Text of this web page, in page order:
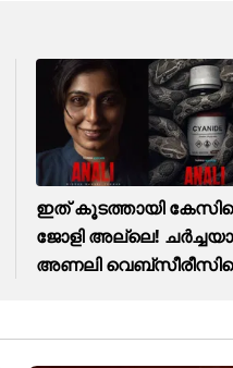
ഇത് കൂടത്തായി
ജോളി അല്ലെ!
അണലി